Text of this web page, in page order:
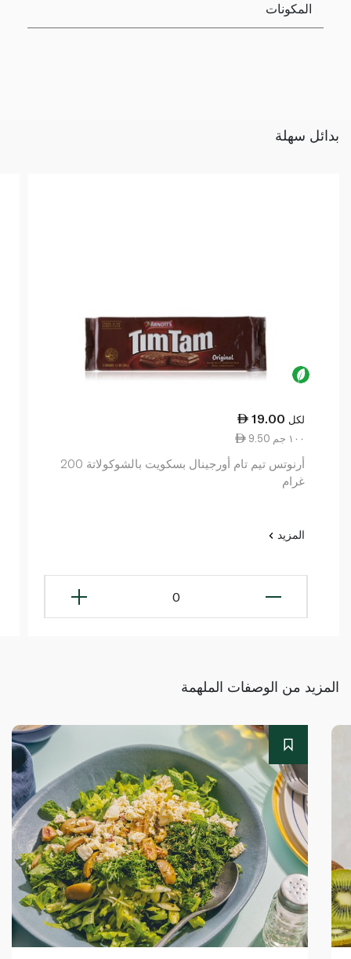
المكونات
بدائل سهلة
19.00 لكل
9.50 ١٠٠ جم
أرنوتس تيم تام أورجينال بسكويت بالشوكولاتة 200
غرام
المزيد
0
المزيد من الوصفات الملهمة